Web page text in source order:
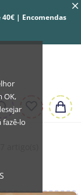
OK,
fazê-lo
40€ | Encomendas
artigo(s)